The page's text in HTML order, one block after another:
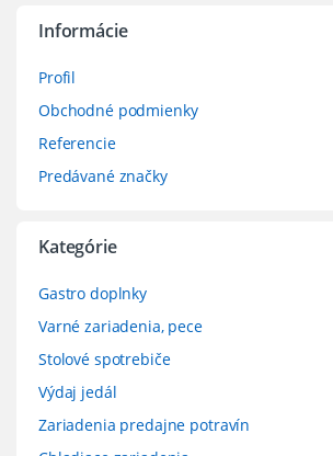
Informácie
Profil
Obchodné podmienky
Referencie
Predávané značky
Kategórie
Gastro doplnky
Varné zariadenia, pece
Stolové spotrebiče
Výdaj jedál
Zariadenia predajne potravín